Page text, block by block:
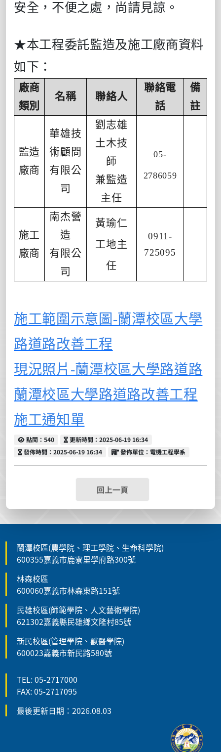
安全，不便之處，尚請見諒。
★本工程委託監造及施工廠商資料
如下：
廠商
類別
名稱 聯絡人
聯絡電
話
備
註
監造
廠商
華雄技
術顧問
有限公
司
劉志雄
土木技
師
兼監造
主任
05-
2786059
施工
廠商
南杰營
造
有限公
司
黃瑜仁
工地主
任
0911-
725095
施工範圍示意圖-蘭潭校區大學
路道路改善工程
現況照片-蘭潭校區大學路道路
蘭潭校區大學路道路改善工程
施工通知單
點閱
點閱：540 更新時間
更新時間：2025-06-19 16:34
發佈時間
發佈時間：2025-06-19 16:34 發佈單位
發佈單位：電機工程學系
回上一頁
蘭潭校區(農學院、理工學院、生命科學院)
600355嘉義市鹿寮里學府路300號
林森校區
600060嘉義市林森東路151號
民雄校區(師範學院、人文藝術學院)
621302嘉義縣民雄鄉文隆村85號
新民校區(管理學院、獸醫學院)
600023嘉義市新民路580號
TEL: 05-2717000
FAX: 05-2717095
最後更新日期：2026.08.03